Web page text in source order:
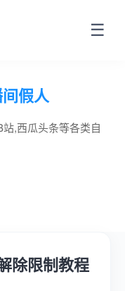
☰
假人
,西瓜头条等各类自
除限制教程